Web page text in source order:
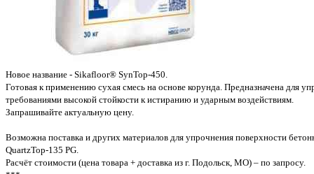
Новое название - Sikafloor® SynTop-450.
Готовая к применению сухая смесь на основе корунда. Предназначена для
требованиями высокой стойкости к истиранию и ударным воздействиям.
Запрашивайте актуальную цену.
Возможна поставка и других материалов для упрочнения поверхности
QuartzTop-135 PG.
Расчёт стоимости (цена товара + доставка из г. Подольск, МО) – по запросу.